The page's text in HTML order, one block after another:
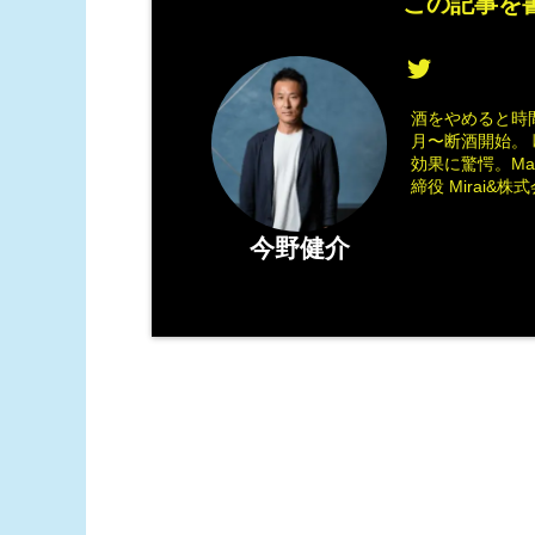
今野健介
酒をやめると時
月〜断酒開始
効果に驚愕。
締役 Mirai&株